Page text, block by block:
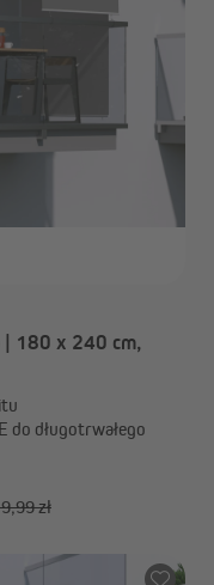
| 180 x 240 cm,
do długotrwałego
zł